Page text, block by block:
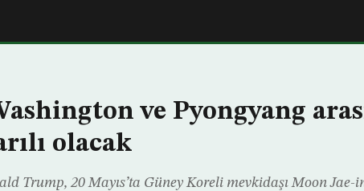
ve Pyongyang
olacak
Trump, 20 Mayıs’ta Güney Koreli mevkidaşı Moon Jae-